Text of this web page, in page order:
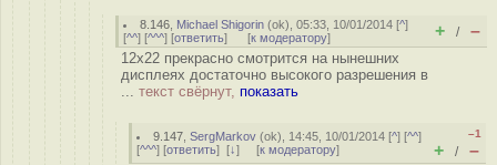
8.146 Michael Shigorin (ok), 05:33, 10/01/2014 [^]
[^^] [^^^] [ответить] [к модератору] + / –
12x22 прекрасно смотрится на нынешних
дисплеях достаточно высокого разрешения в
... текст свёрнут, показать
9.147 ,SergMarkov (ok), 14:45, 10/01/2014 [^] [^^]
[^^^] [ответить] [↓] [к модератору]
–1
+ / –